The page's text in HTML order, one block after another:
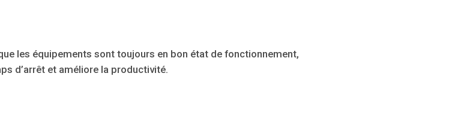
les équipements sont toujours en bon état de fonctionnement,
d’arrêt et améliore la productivité.